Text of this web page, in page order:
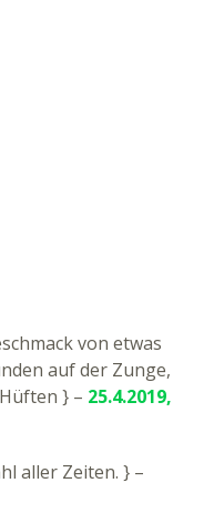
von etwas
auf der Zunge,
} – 25.4.2019,
aller Zeiten. } –